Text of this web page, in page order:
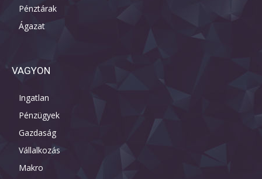
Pénztárak
Ágazat
VAGYON
Ingatlan
Pénzügyek
Gazdaság
Vállalkozás
Makro